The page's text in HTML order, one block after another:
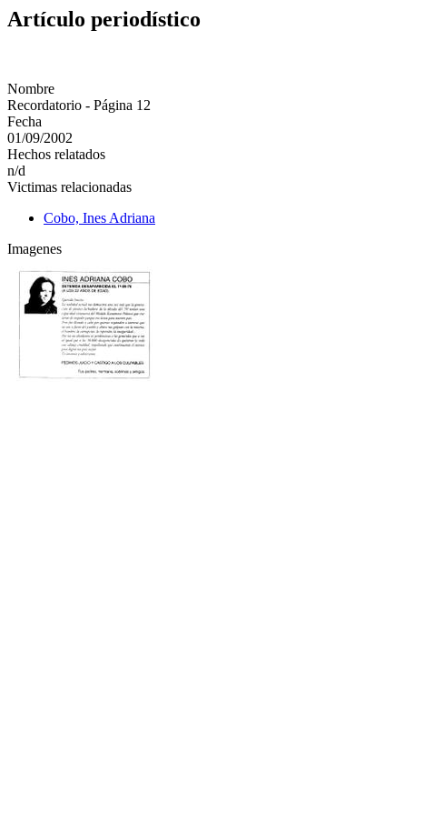
Artículo periodístico
Nombre
Recordatorio - Página 12
Fecha
01/09/2002
Hechos relatados
n/d
Victimas relacionadas
Cobo, Ines Adriana
Imagenes